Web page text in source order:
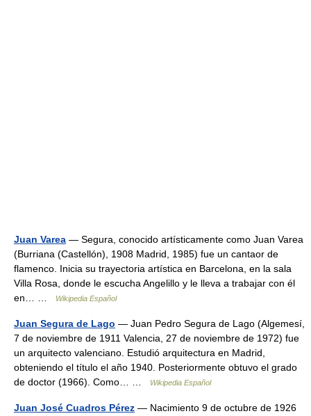
Juan Varea — Segura, conocido artísticamente como Juan Varea
(Burriana (Castellón), 1908 Madrid, 1985) fue un cantaor de
flamenco. Inicia su trayectoria artística en Barcelona, en la sala
Villa Rosa, donde le escucha Angelillo y le lleva a trabajar con él
en… …
Wikipedia Español
Juan Segura de Lago — Juan Pedro Segura de Lago (Algemesí,
7 de noviembre de 1911 Valencia, 27 de noviembre de 1972) fue
un arquitecto valenciano. Estudió arquitectura en Madrid,
obteniendo el título el año 1940. Posteriormente obtuvo el grado
de doctor (1966). Como… …
Wikipedia Español
Juan José Cuadros Pérez — Nacimiento 9 de octubre de 1926